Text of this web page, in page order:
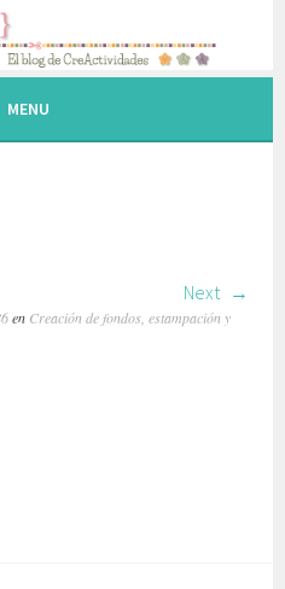
MENU
Next
en Creación de fondos, estampación y